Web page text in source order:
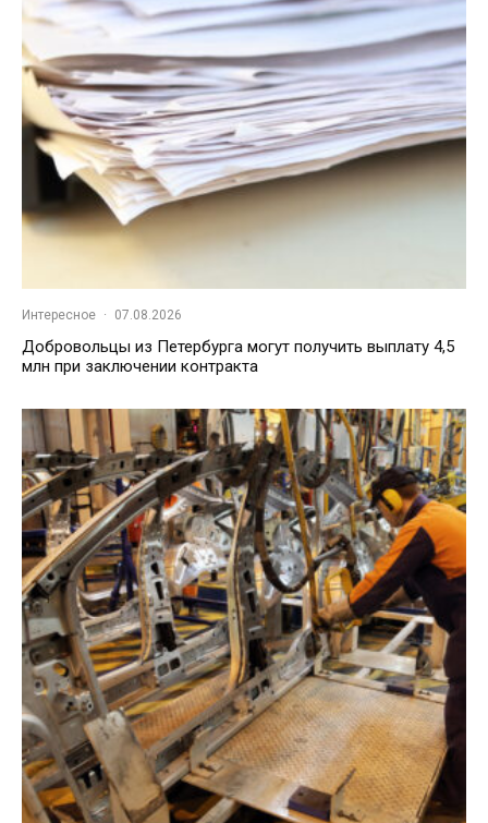
Интересное · 07.08.2026
Добровольцы из Петербурга могут получить выплату 4,5
млн при заключении контракта